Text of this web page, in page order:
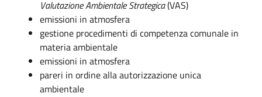
Valutazione Ambientale Strategica(VAS)
emissioni in atmosfera
gestione procedimenti di competenza comunale in
materia ambientale
emissioni in atmosfera
pareri in ordine alla autorizzazione unica
ambientale